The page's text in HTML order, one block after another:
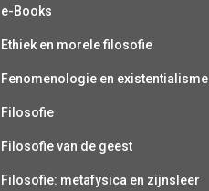
e-Books
Ethiek en morele filosofie
Fenomenologie en existentialisme
Filosofie
Filosofie van de geest
Filosofie: metafysica en zijnsleer